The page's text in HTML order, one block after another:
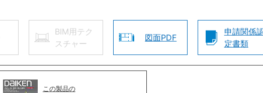
BIM用テク
スチャー
図面PDF
申請関係
定書類
この製品の